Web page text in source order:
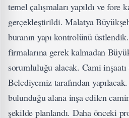
temel çalışmaları yapıldı ve fore
gerçekleştirildi. Malatya
buranın yapı kontrolünü
firmalarına gerek kalmadan
sorumluluğu alacak. Cami
Belediyemiz tarafından
bulunduğu alana inşa edilen
şekilde planlandı. Daha önceki